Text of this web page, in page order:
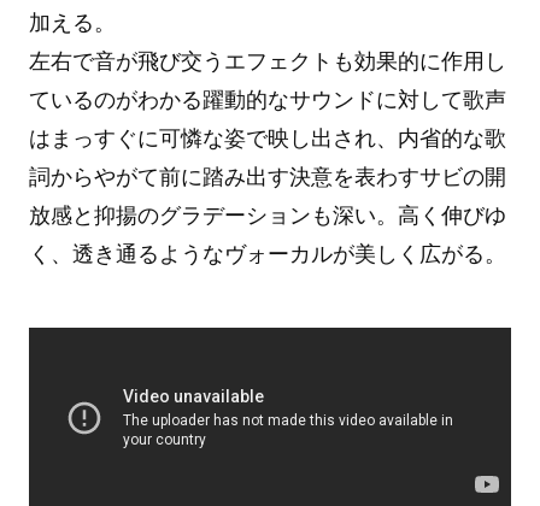
加える。
左右で音が飛び交うエフェクトも効果的に作用し
ているのがわかる躍動的なサウンドに対して歌声
はまっすぐに可憐な姿で映し出され、内省的な歌
詞からやがて前に踏み出す決意を表わすサビの開
放感と抑揚のグラデーションも深い。高く伸びゆ
く、透き通るようなヴォーカルが美しく広がる。